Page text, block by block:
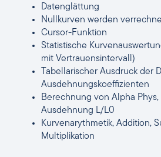
Datenglättung
Nullkurven werden
Cursor-Funktion
Statistische
mit Vertrauensintervall)
Tabellarischer Ausdruck der
Ausdehnungskoeffizienten
Berechnung von Alpha
Ausdehnung L/L0
Kurvenarythmetik, Addition,
Multiplikation